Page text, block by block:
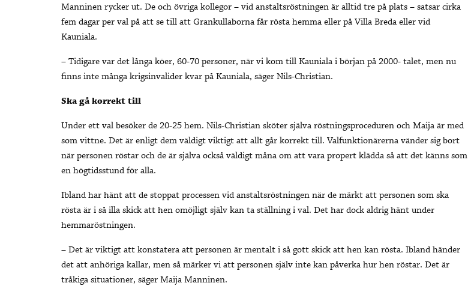
Manninen rycker ut. De och övriga kollegor – vid anstaltsröstningen är alltid tre på plats – satsar cirka
fem dagar per val på att se till att Grankullaborna får rösta hemma eller på Villa Breda eller vid
Kauniala.
– Tidigare var det långa köer, 60-70 personer, när vi kom till Kauniala i början på 2000- talet, men nu
finns inte många krigsinvalider kvar på Kauniala, säger Nils-Christian.
Ska gå korrekt till
Under ett val besöker de 20-25 hem. Nils-Christian sköter själva röstningsproceduren och Maija är med
som vittne. Det är enligt dem väldigt viktigt att allt går korrekt till. Valfunktionärerna vänder sig bort
när personen röstar och de är själva också väldigt måna om att vara propert klädda så att det känns som
en högtidsstund för alla.
Ibland har hänt att de stoppat processen vid anstaltsröstningen när de märkt att personen som ska
rösta är i så illa skick att hen omöjligt själv kan ta ställning i val. Det har dock aldrig hänt under
hemmaröstningen.
– Det är viktigt att konstatera att personen är mentalt i så gott skick att hen kan rösta. Ibland händer
det att anhöriga kallar, men så märker vi att personen själv inte kan påverka hur hen röstar. Det är
tråkiga situationer, säger Maija Manninen.